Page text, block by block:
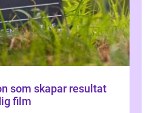
som skapar resultat
film